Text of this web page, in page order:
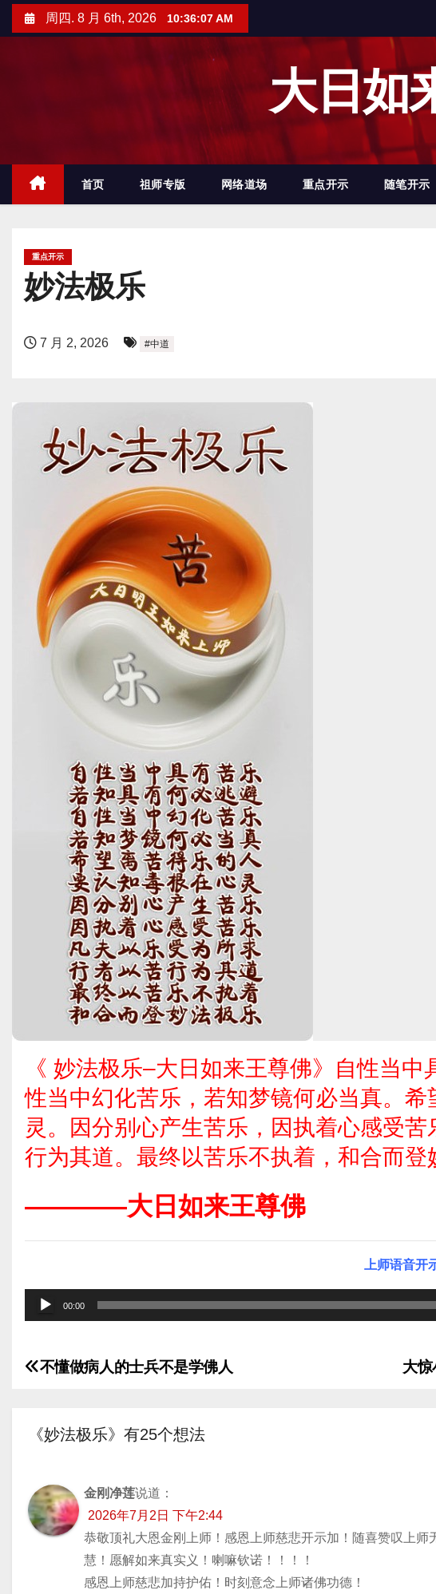
周四. 8 月 6th, 2026 10:36:08 AM
大日如
首页 祖师专版 网络道场 重点开示 随笔开示
重点开示
妙法极乐
7 月 2, 2026 #中道
《 妙法极乐–大日如来王尊佛》自性当
性当中幻化苦乐，若知梦镜何必当真。
灵。因分别心产生苦乐，因执着心感受
行为其道。最终以苦乐不执着，和合而登
————大日如来王尊佛
上师语音开
频
放
00:00
文
导
大惊
不懂做病人的士兵不是学佛人
《妙法极乐》有25个想法
金刚净莲说道：
2026年7月2日 下午2:44
恭敬顶礼大恩金刚上师！感恩上师慈悲开示加！随喜赞叹上
慧！愿解如来真实义！喇嘛钦诺！！！！
感恩上师慈悲加持护佑！时刻意念上师诸佛功德！